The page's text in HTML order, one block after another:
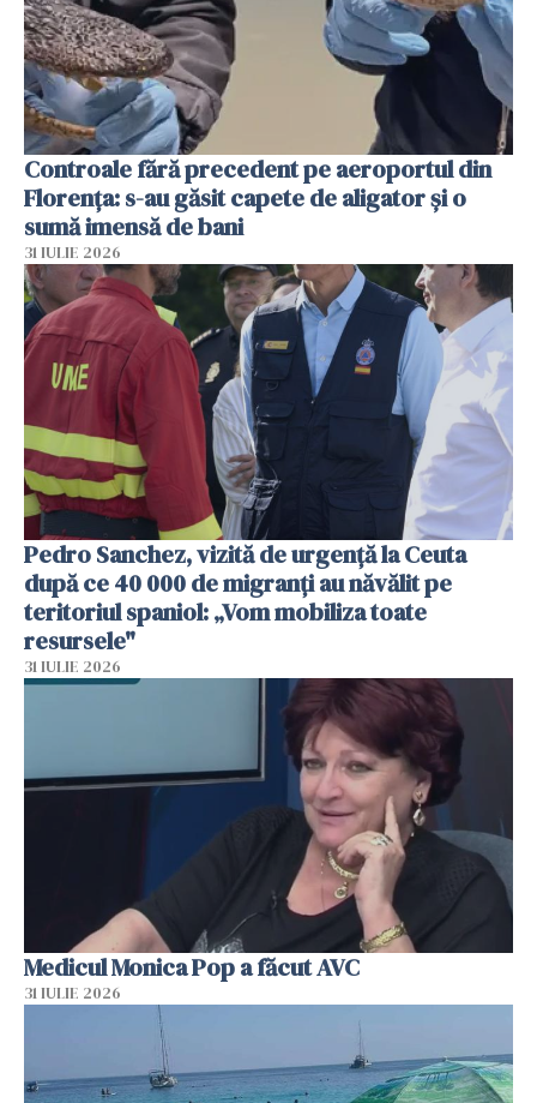
Controale fără precedent pe aeroportul din
Florența: s-au găsit capete de aligator și o
sumă imensă de bani
31 IULIE 2026
Pedro Sanchez, vizită de urgență la Ceuta
după ce 40 000 de migranți au năvălit pe
teritoriul spaniol: „Vom mobiliza toate
resursele"
31 IULIE 2026
Medicul Monica Pop a făcut AVC
31 IULIE 2026